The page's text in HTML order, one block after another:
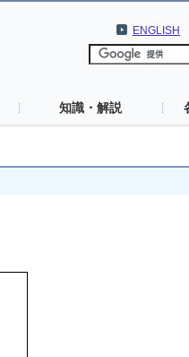
ENGLISH
知識・解説